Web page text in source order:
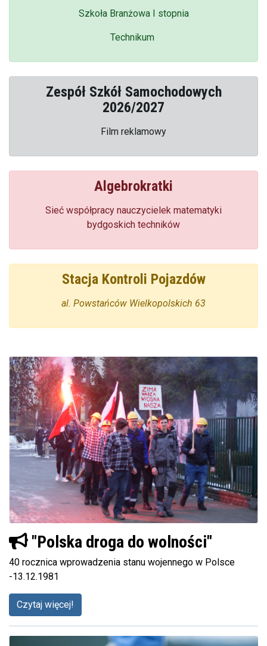
Szkoła Branżowa I stopnia
Technikum
Zespół Szkół Samochodowych
2026/2027
Film reklamowy
Algebrokratki
Sieć współpracy nauczycielek matematyki
bydgoskich techników
Stacja Kontroli Pojazdów
al. Powstańców Wielkopolskich 63
"Polska droga do wolności"
40 rocznica wprowadzenia stanu wojennego w Polsce
-13.12.1981
Czytaj więcej!